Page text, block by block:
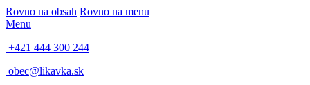
Rovno na obsah Rovno na menu
Menu
+421 444 300 244
obec@likavka.sk